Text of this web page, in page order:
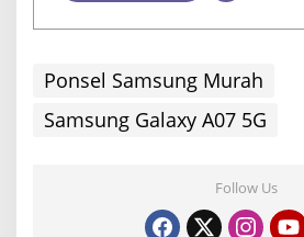
Ponsel Samsung Murah
Samsung Galaxy A07 5G
Follow Us